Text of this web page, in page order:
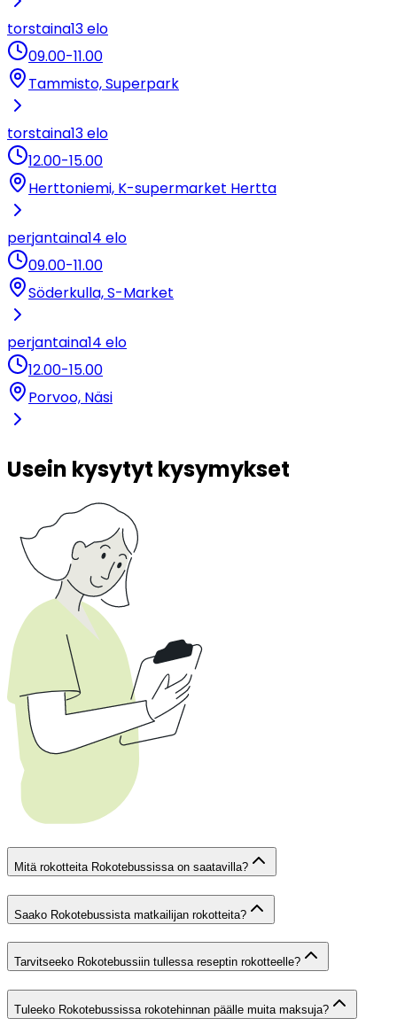
torstaina13 elo
09.00-11.00
Tammisto, Superpark
torstaina13 elo
12.00-15.00
Herttoniemi, K-supermarket Hertta
perjantaina14 elo
09.00-11.00
Söderkulla, S-Market
perjantaina14 elo
12.00-15.00
Porvoo, Näsi
Usein kysytyt kysymykset
Mitä rokotteita Rokotebussissa on saatavilla?
Saako Rokotebussista matkailijan rokotteita?
Tarvitseeko Rokotebussiin tullessa reseptin rokotteelle?
Tuleeko Rokotebussissa rokotehinnan päälle muita maksuja?